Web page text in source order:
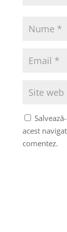
acest
comentez.